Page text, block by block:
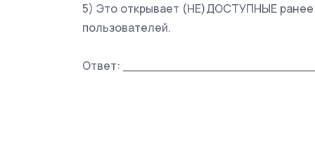
5) Это открывает (НЕ)ДОСТУПНЫЕ
пользователей.
Ответ: